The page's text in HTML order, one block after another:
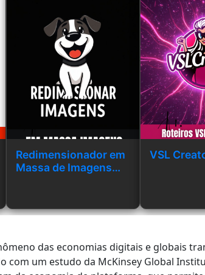
Redimensionador em
Massa de Imagens
VSL
das economias digitais e globais
com um estudo da McKinsey Global